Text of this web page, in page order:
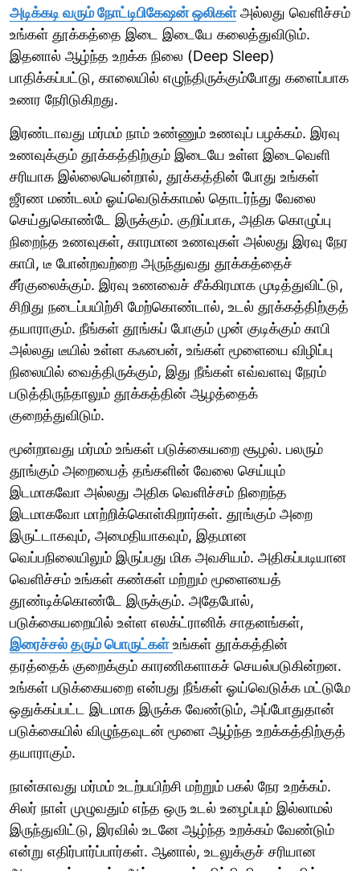
அடிக்கடி வரும் நோட்டிபிகேஷன் ஒலிகள்அல்லது வெளிச்சம்
உங்கள் தூக்கத்தை இடை இடையே கலைத்துவிடும்.
இதனால் ஆழ்ந்த உறக்க நிலை (Deep Sleep)
பாதிக்கப்பட்டு, காலையில் எழுந்திருக்கும்போது களைப்பாக
உணர நேரிடுகிறது.
இரண்டாவது மர்மம் நாம் உண்ணும் உணவுப் பழக்கம். இரவு
உணவுக்கும் தூக்கத்திற்கும் இடையே உள்ள இடைவெளி
சரியாக இல்லையென்றால், தூக்கத்தின் போது உங்கள்
ஜீரண மண்டலம் ஓய்வெடுக்காமல் தொடர்ந்து வேலை
செய்துகொண்டே இருக்கும். குறிப்பாக, அதிக கொழுப்பு
நிறைந்த உணவுகள், காரமான உணவுகள் அல்லது இரவு நேர
காபி, டீ போன்றவற்றை அருந்துவது தூக்கத்தைச்
சீர்குலைக்கும். இரவு உணவைச் சீக்கிரமாக முடித்துவிட்டு,
சிறிது நடைப்பயிற்சி மேற்கொண்டால், உடல் தூக்கத்திற்குத்
தயாராகும். நீங்கள் தூங்கப் போகும் முன் குடிக்கும் காபி
அல்லது டீயில் உள்ள கஃபைன், உங்கள் மூளையை விழிப்பு
நிலையில் வைத்திருக்கும், இது நீங்கள் எவ்வளவு நேரம்
படுத்திருந்தாலும் தூக்கத்தின் ஆழத்தைக்
குறைத்துவிடும்.
மூன்றாவது மர்மம் உங்கள் படுக்கையறை சூழல். பலரும்
தூங்கும் அறையைத் தங்களின் வேலை செய்யும்
இடமாகவோ அல்லது அதிக வெளிச்சம் நிறைந்த
இடமாகவோ மாற்றிக்கொள்கிறார்கள். தூங்கும் அறை
இருட்டாகவும், அமைதியாகவும், இதமான
வெப்பநிலையிலும் இருப்பது மிக அவசியம். அதிகப்படியான
வெளிச்சம் உங்கள் கண்கள் மற்றும் மூளையைத்
தூண்டிக்கொண்டே இருக்கும். அதேபோல்,
படுக்கையறையில் உள்ள எலக்ட்ரானிக் சாதனங்கள்,
இரைச்சல் தரும் பொருட்கள் உங்கள் தூக்கத்தின்
தரத்தைக் குறைக்கும் காரணிகளாகச் செயல்படுகின்றன.
உங்கள் படுக்கையறை என்பது நீங்கள் ஓய்வெடுக்க மட்டுமே
ஒதுக்கப்பட்ட இடமாக இருக்க வேண்டும், அப்போதுதான்
படுக்கையில் விழுந்தவுடன் மூளை ஆழ்ந்த உறக்கத்திற்குத்
தயாராகும்.
நான்காவது மர்மம் உடற்பயிற்சி மற்றும் பகல் நேர உறக்கம்.
சிலர் நாள் முழுவதும் எந்த ஒரு உடல் உழைப்பும் இல்லாமல்
இருந்துவிட்டு, இரவில் உடனே ஆழ்ந்த உறக்கம் வேண்டும்
என்று எதிர்பார்ப்பார்கள். ஆனால், உடலுக்குச் சரியான